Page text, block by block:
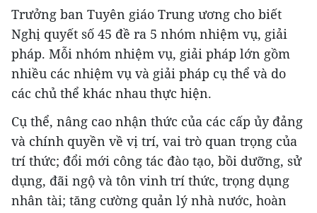
Trưởng ban Tuyên giáo Trung ương cho biết
Nghị quyết số 45 đề ra 5 nhóm nhiệm vụ, giải
pháp. Mỗi nhóm nhiệm vụ, giải pháp lớn gồm
nhiều các nhiệm vụ và giải pháp cụ thể và do
các chủ thể khác nhau thực hiện.
Cụ thể, nâng cao nhận thức của các cấp ủy đảng
và chính quyền về vị trí, vai trò quan trọng của
trí thức; đổi mới công tác đào tạo, bồi dưỡng, sử
dụng, đãi ngộ và tôn vinh trí thức, trọng dụng
nhân tài; tăng cường quản lý nhà nước, hoàn